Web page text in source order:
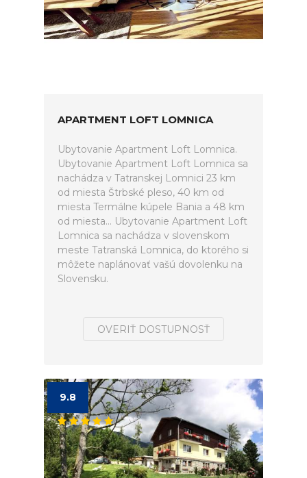
APARTMENT LOFT LOMNICA
Ubytovanie Apartment Loft Lomnica.
Ubytovanie Apartment Loft Lomnica sa
nachádza v Tatranskej Lomnici 23 km
od miesta Štrbské pleso, 40 km od
miesta Termálne kúpele Bania a 48 km
od miesta... Ubytovanie Apartment Loft
Lomnica sa nachádza v slovenskom
meste Tatranská Lomnica, do ktorého si
môžete naplánovať vašú dovolenku na
Slovensku.
OVERIŤ DOSTUPNOSŤ
9.8